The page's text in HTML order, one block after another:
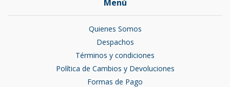
Menú
Quienes Somos
Despachos
Términos y condiciones
Política de Cambios y Devoluciones
Formas de Pago